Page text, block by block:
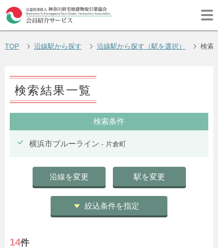
TOP 沿線駅から探す 沿線駅から探す（駅を選択） 検索
検索結果一覧
検索条件
横浜市ブルーライン - 片倉町
沿線を変更 駅を変更
絞込条件を指定
14件